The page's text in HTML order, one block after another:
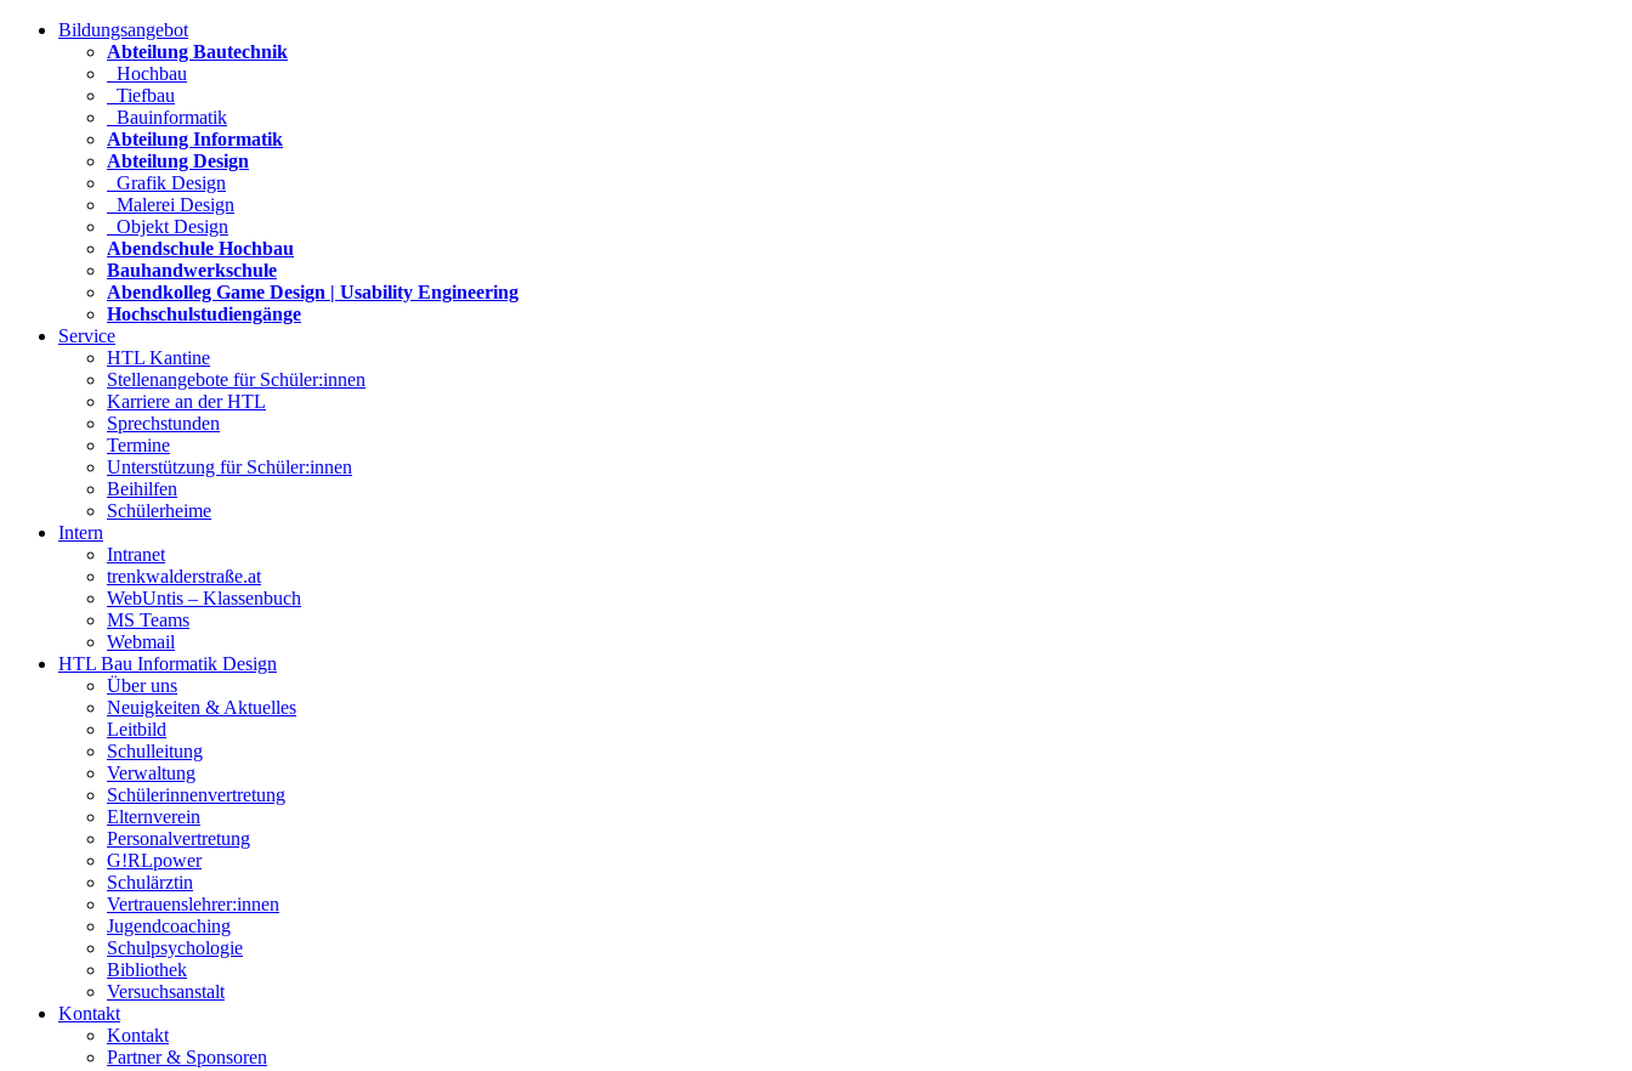
Bildungsangebot
Abteilung Bautechnik
Hochbau
Tiefbau
Bauinformatik
Abteilung Informatik
Abteilung Design
Grafik Design
Malerei Design
Objekt Design
Abendschule Hochbau
Bauhandwerkschule
Abendkolleg Game Design | Usability Engineering
Hochschulstudiengänge
Service
HTL Kantine
Stellenangebote für Schüler:innen
Karriere an der HTL
Sprechstunden
Termine
Unterstützung für Schüler:innen
Beihilfen
Schülerheime
Intern
Intranet
trenkwalderstraße.at
WebUntis – Klassenbuch
MS Teams
Webmail
HTL Bau Informatik Design
Über uns
Neuigkeiten & Aktuelles
Leitbild
Schulleitung
Verwaltung
Schülerinnenvertretung
Elternverein
Personalvertretung
G!RLpower
Schulärztin
Vertrauenslehrer:innen
Jugendcoaching
Schulpsychologie
Bibliothek
Versuchsanstalt
Kontakt
Kontakt
Partner & Sponsoren